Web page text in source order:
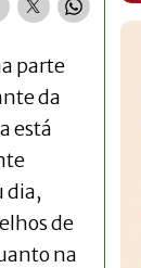
parte
da
está
dia,
de
na